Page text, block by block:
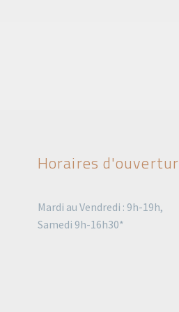
Horaires
Mardi au Vendredi : 9h-19h,
Samedi 9h-16h30*